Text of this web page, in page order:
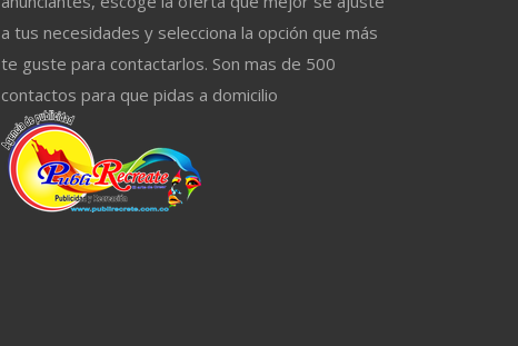
a tus necesidades y selecciona la opción que más
te guste para contactarlos. Son mas de 500
contactos para que pidas a domicilio